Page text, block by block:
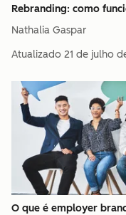
Rebranding: como
Nathalia Gaspar
Atualizado 21 de julho
O que é employer